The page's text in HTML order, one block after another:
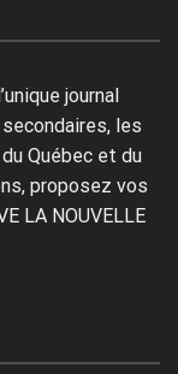
journal
les
Québec et du
proposez vos
LA NOUVELLE